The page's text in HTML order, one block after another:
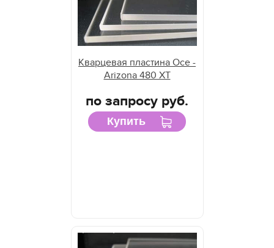
Кварцевая пластина Oce -
Arizona 480 XT
по запросу руб.
Купить